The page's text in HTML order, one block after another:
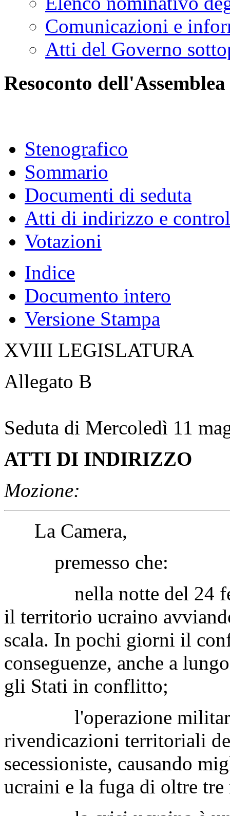
Comunicazioni e
Atti del Governo
Resoconto dell'Assemblea
Stenografico
Sommario
Documenti di seduta
Atti di indirizzo e
Votazioni
Indice
Documento intero
Versione Stampa
XVIII LEGISLATURA
Allegato B
Seduta di Mercoledì 11
ATTI DI INDIRIZZO
Mozione:
La Camera,
premesso che:
nella notte del 24
il territorio ucraino
scala. In pochi giorni il
conseguenze, anche a
gli Stati in conflitto;
l'operazione militare
rivendicazioni territoriali
secessioniste, causando
ucraini e la fuga di oltre